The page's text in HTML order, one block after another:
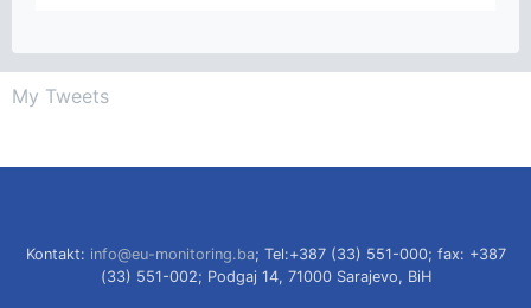
My Tweets
Kontakt: info@eu-monitoring.ba; Tel:+387 (33) 551-000; fax: +387
(33) 551-002; Podgaj 14, 71000 Sarajevo, BiH